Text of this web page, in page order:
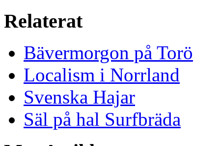
Relaterat
Bävermorgon på Torö
Localism i Norrland
Svenska Hajar
Säl på hal Surfbräda